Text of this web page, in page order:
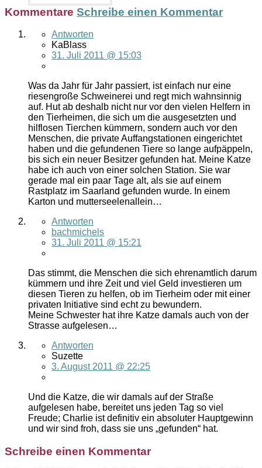
Kommentare Schreibe einen Kommentar
Antworten
KaBlass
31. Juli 2011 @ 15:03
Was da Jahr für Jahr passiert, ist einfach nur eine
riesengroße Schweinerei und regt mich wahnsinnig
auf. Hut ab deshalb nicht nur vor den vielen Helfern in
den Tierheimen, die sich um die ausgesetzten und
hilflosen Tierchen kümmern, sondern auch vor den
Menschen, die private Auffangstationen eingerichtet
haben und die gefundenen Tiere so lange aufpäppeln,
bis sich ein neuer Besitzer gefunden hat. Meine Katze
habe ich auch von einer solchen Station. Sie war
gerade mal ein paar Tage alt, als sie auf einem
Rastplatz im Saarland gefunden wurde. In einem
Karton und mutterseelenallein…
Antworten
bachmichels
31. Juli 2011 @ 15:21
Das stimmt, die Menschen die sich ehrenamtlich darum
kümmern und ihre Zeit und viel Geld investieren um
diesen Tieren zu helfen, ob im Tierheim oder mit einer
privaten Initiative sind echt zu bewundern.
Meine Schwester hat ihre Katze damals auch von der
Strasse aufgelesen…
Antworten
Suzette
3. August 2011 @ 22:25
Und die Katze, die wir damals auf der Straße
aufgelesen habe, bereitet uns jeden Tag so viel
Freude; Charlie ist definitiv ein absoluter Hauptgewinn
und wir sind froh, dass sie uns „gefunden“ hat.
Schreibe einen Kommentar